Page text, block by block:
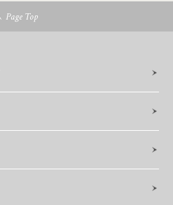
Page Top